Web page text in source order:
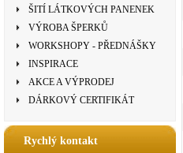
ŠITÍ LÁTKOVÝCH PANENEK
VÝROBA ŠPERKŮ
WORKSHOPY - PŘEDNÁŠKY
INSPIRACE
AKCE A VÝPRODEJ
DÁRKOVÝ CERTIFIKÁT
Rychlý kontakt